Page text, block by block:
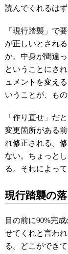
読んでくれるはず
「現行踏襲」で
が正しいとされ
か。中身が間違
ということにさ
ュメントを変え
いうことが、も
「作り直せ」だ
変更箇所がある
れ修正される。
ない。ちょっと
る。それによっ
現行踏襲の
目の前に90%完
せてくれと言わ
る。どこができ